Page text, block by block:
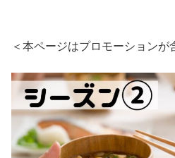
＜本ページはプロモーションが